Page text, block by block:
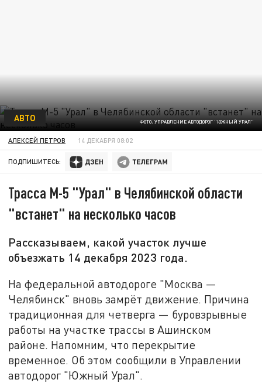
ФОТО: УПРАВЛЕНИЕ АВТОДОРОГ "ЮЖНЫЙ УРАЛ"
АВТО
АЛЕКСЕЙ ПЕТРОВ 14 ДЕКАБРЯ 08:02
ПОДПИШИТЕСЬ:
Трасса М-5 "Урал" в Челябинской области
"встанет" на несколько часов
Рассказываем, какой участок лучше
объезжать 14 декабря 2023 года.
На федеральной автодороге "Москва —
Челябинск" вновь замрёт движение. Причина
традиционная для четверга — буровзрывные
работы на участке трассы в Ашинском
районе. Напомним, что перекрытие
временное. Об этом сообщили в Управлении
автодорог "Южный Урал".